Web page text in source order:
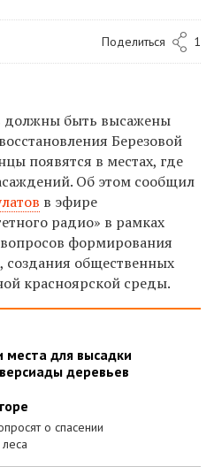
Поделиться 1
должны быть высажены
Березовой
появятся в местах, где
Об этом сообщил
в эфире
радио» в рамках
формирования
создания общественных
красноярской среды.
места для высадки
деревьев
о спасении